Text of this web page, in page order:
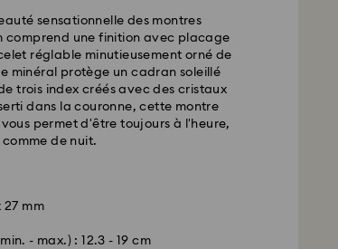
sensationnelle des montres
comprend une finition avec placage
réglable minutieusement orné de
minéral protège un cadran soleillé
trois index créés avec des cristaux
dans la couronne, cette montre
permet d'être toujours à l'heure,
de nuit.
27 mm
- max.) : 12.3 - 19 cm
au vendredi avant 10:00 HEC
jour ouvrable même
ouvrable après traitement et
6.95